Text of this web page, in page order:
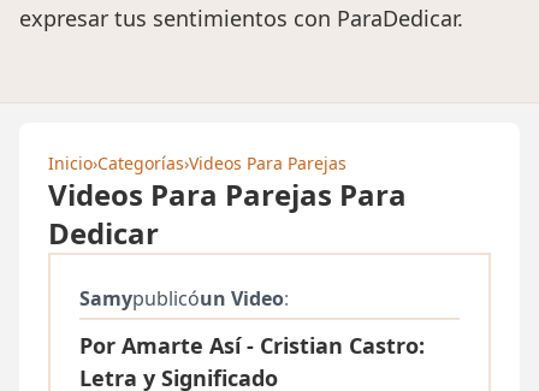
expresar tus sentimientos con ParaDedicar.
Inicio›Categorías›Videos Para Parejas
Videos Para Parejas Para
Dedicar
Samypublicóun Video:
Por Amarte Así - Cristian Castro:
Letra y Significado